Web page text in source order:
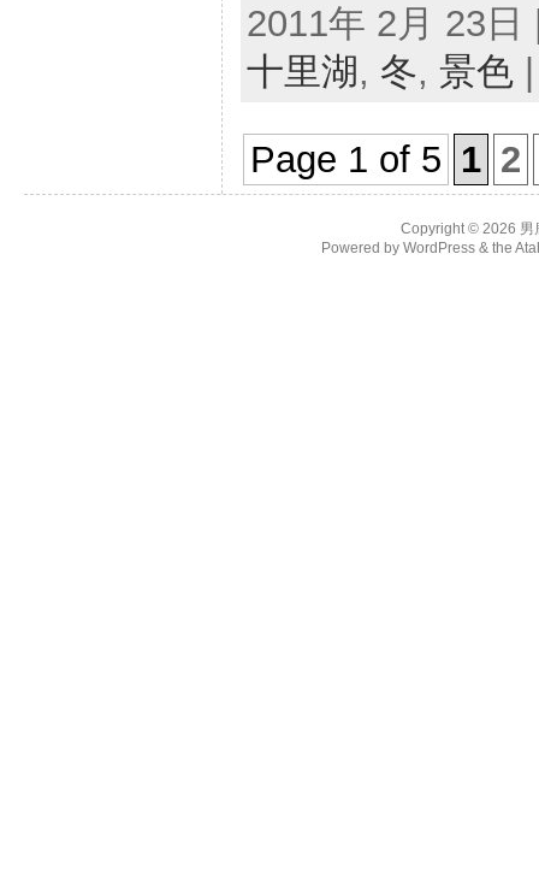
2011年 2月 23
十里湖 , 冬, 景色
Page 1 of 5 1 2
Copyright © 2026 男
Powered by WordPress & the